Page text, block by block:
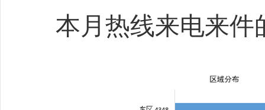
本月热线来电来件